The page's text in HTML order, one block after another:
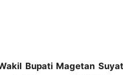
Bupati Magetan